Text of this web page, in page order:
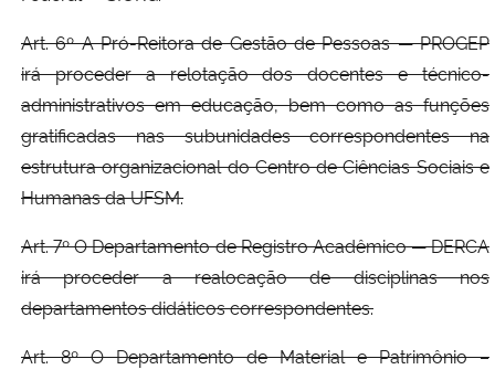
Art. 6º A Pró-Reitora de Gestão de Pessoas — PROGEP
irá proceder a relotação dos docentes e técnico-
administrativos em educação, bem como as funções
gratificadas nas subunidades correspondentes na
estrutura organizacional do Centro de Ciências Sociais e
Humanas da UFSM.
Art. 7º O Departamento de Registro Acadêmico — DERCA
irá proceder a realocação de disciplinas nos
departamentos didáticos correspondentes.
Art. 8º O Departamento de Material e Patrimônio –